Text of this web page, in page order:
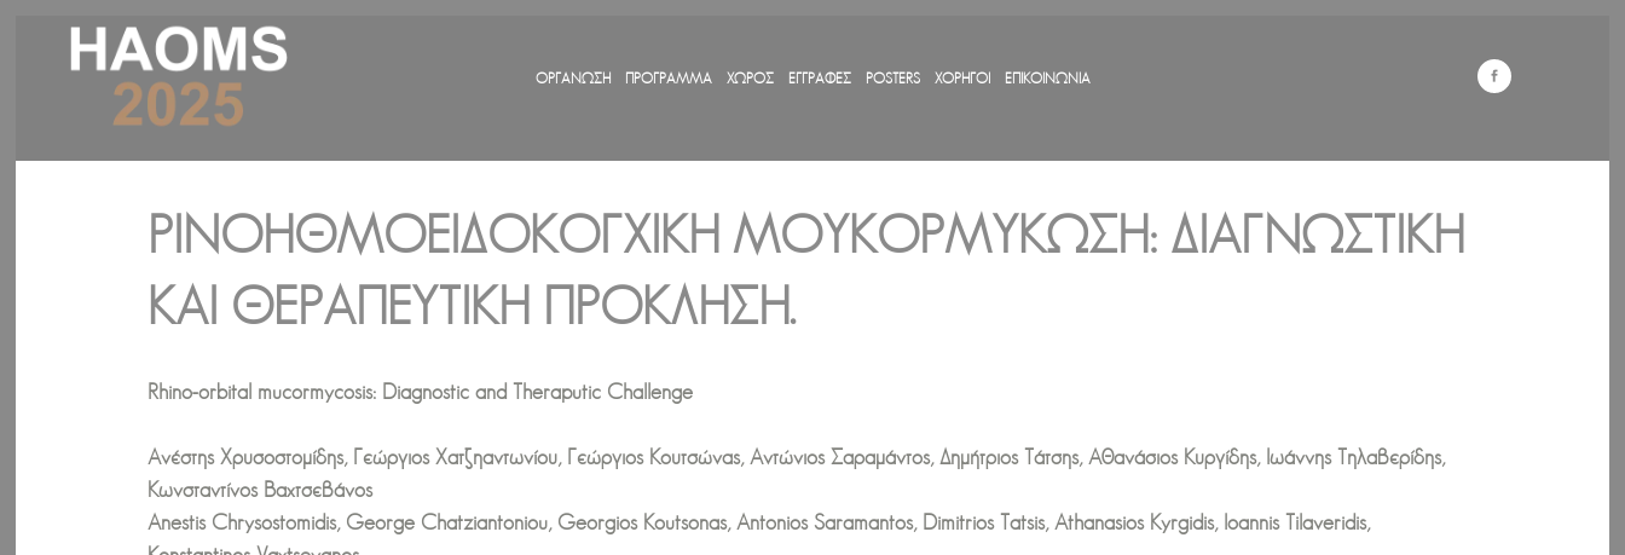
ΟΡΓΑΝΩΣΗ ΠΡΟΓΡΑΜΜΑ ΧΩΡΟΣ ΕΓΓΡΑΦΕΣ POSTERS ΧΟΡΗΓΟΙ ΕΠΙΚΟΙΝΩΝΙΑ
ΡΙΝΟΗΘΜΟΕΙΔΟΚΟΓΧΙΚΉ ΜΟΥΚOΡΜΎΚΩΣΗ: ΔΙΑΓΝΩΣΤΙΚΉ
ΚΑΙ ΘΕΡΑΠΕΥΤΙΚΉ ΠΡΌΚΛΗΣΗ.
Rhino-orbital mucormycosis: Diagnostic and Theraputic Challenge
Ανέστης Χρυσοστομίδης, Γεώργιος Χατζηαντωνίου, Γεώργιος Κουτσώνας, Αντώνιος Σαραμάντος, Δημήτριος Τάτσης, Αθανάσιος Κυργίδης, Ιωάννης Τηλαβερίδης,
Κωνσταντίνος Βαχτσεβάνος
Anestis Chrysostomidis, George Chatziantoniou, Georgios Koutsonas, Antonios Saramantos, Dimitrios Tatsis, Athanasios Kyrgidis, Ioannis Tilaveridis,